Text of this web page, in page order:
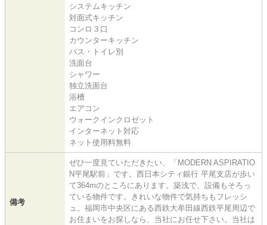
システムキッチン
対面式キッチン
コンロ３口
カウンターキッチン
バス・トイレ別
洗面台
シャワー
独立洗面台
浴槽
エアコン
ウォークインクロゼット
インターネット対応
ネット使用料無料
備考
ぜひ一度見ていただきたい、「MODERN ASPIRATIO
N平尾駅前」です。西日本シティ銀行 平尾支店が歩い
て364mのところにあります。築浅で、設備もそろっ
ている物件です。きれいな物件で気持ちもフレッシ
ュ。福岡市中央区にある西鉄大牟田線西鉄平尾周辺で
お住まいをお探しなら、当社にお任せ下さい。当社は